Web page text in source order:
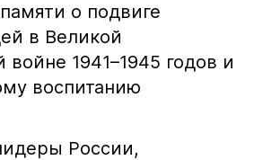
о подвиге
в Великой
войне 1941–1945 годов и
воспитанию
России,